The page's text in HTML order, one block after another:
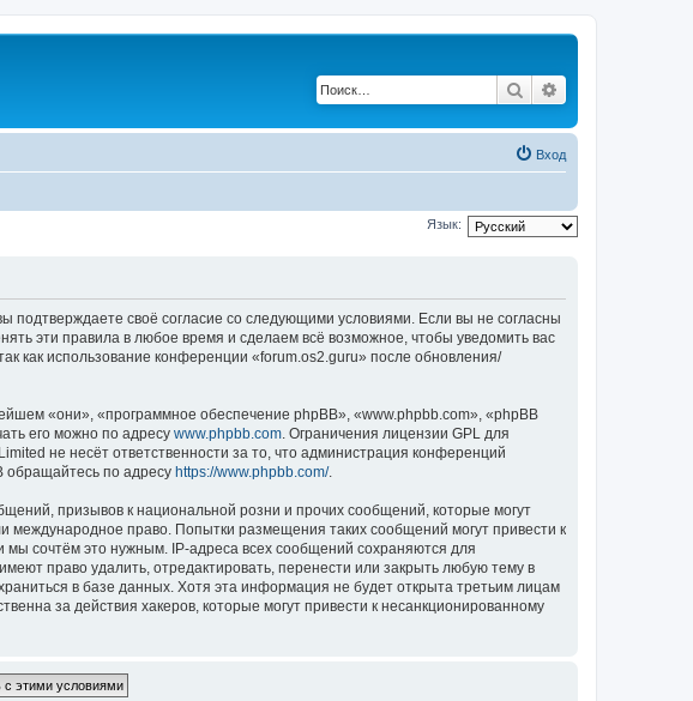
Поиск
Вход
Язык:
своё согласие со следующими условиями. Если вы не согласны
эти правила в любое время и сделаем всё возможное, чтобы уведомить вас
как использование конференции «forum.os2.guru» после обновления/
«они», «программное обеспечение phpBB», «www.phpbb.com», «phpBB
его можно по адресу www.phpbb.com. Ограничения лицензии GPL для
не несёт ответственности за то, что администрация конференций
обращайтесь по адресу https://www.phpbb.com/.
призывов к национальной розни и прочих сообщений, которые могут
международное право. Попытки размещения таких сообщений могут привести к
сочтём это нужным. IP-адреса всех сообщений сохраняются для
право удалить, отредактировать, перенести или закрыть любую тему в
в базе данных. Хотя эта информация не будет открыта третьим лицам
за действия хакеров, которые могут привести к несанкционированному